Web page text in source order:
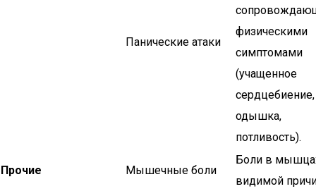
Панические атаки
физическими
симптомами
(учащенное
сердцебиение,
одышка,
потливость).
Прочие Мышечные боли
Боли в
видимой